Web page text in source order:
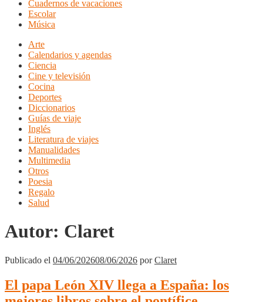
Cuadernos de vacaciones
Escolar
Música
Arte
Calendarios y agendas
Ciencia
Cine y televisión
Cocina
Deportes
Diccionarios
Guías de viaje
Inglés
Literatura de viajes
Manualidades
Multimedia
Otros
Poesia
Regalo
Salud
Autor: Claret
Publicado el 04/06/202608/06/2026 porClaret
El papa León XIV llega a España: los